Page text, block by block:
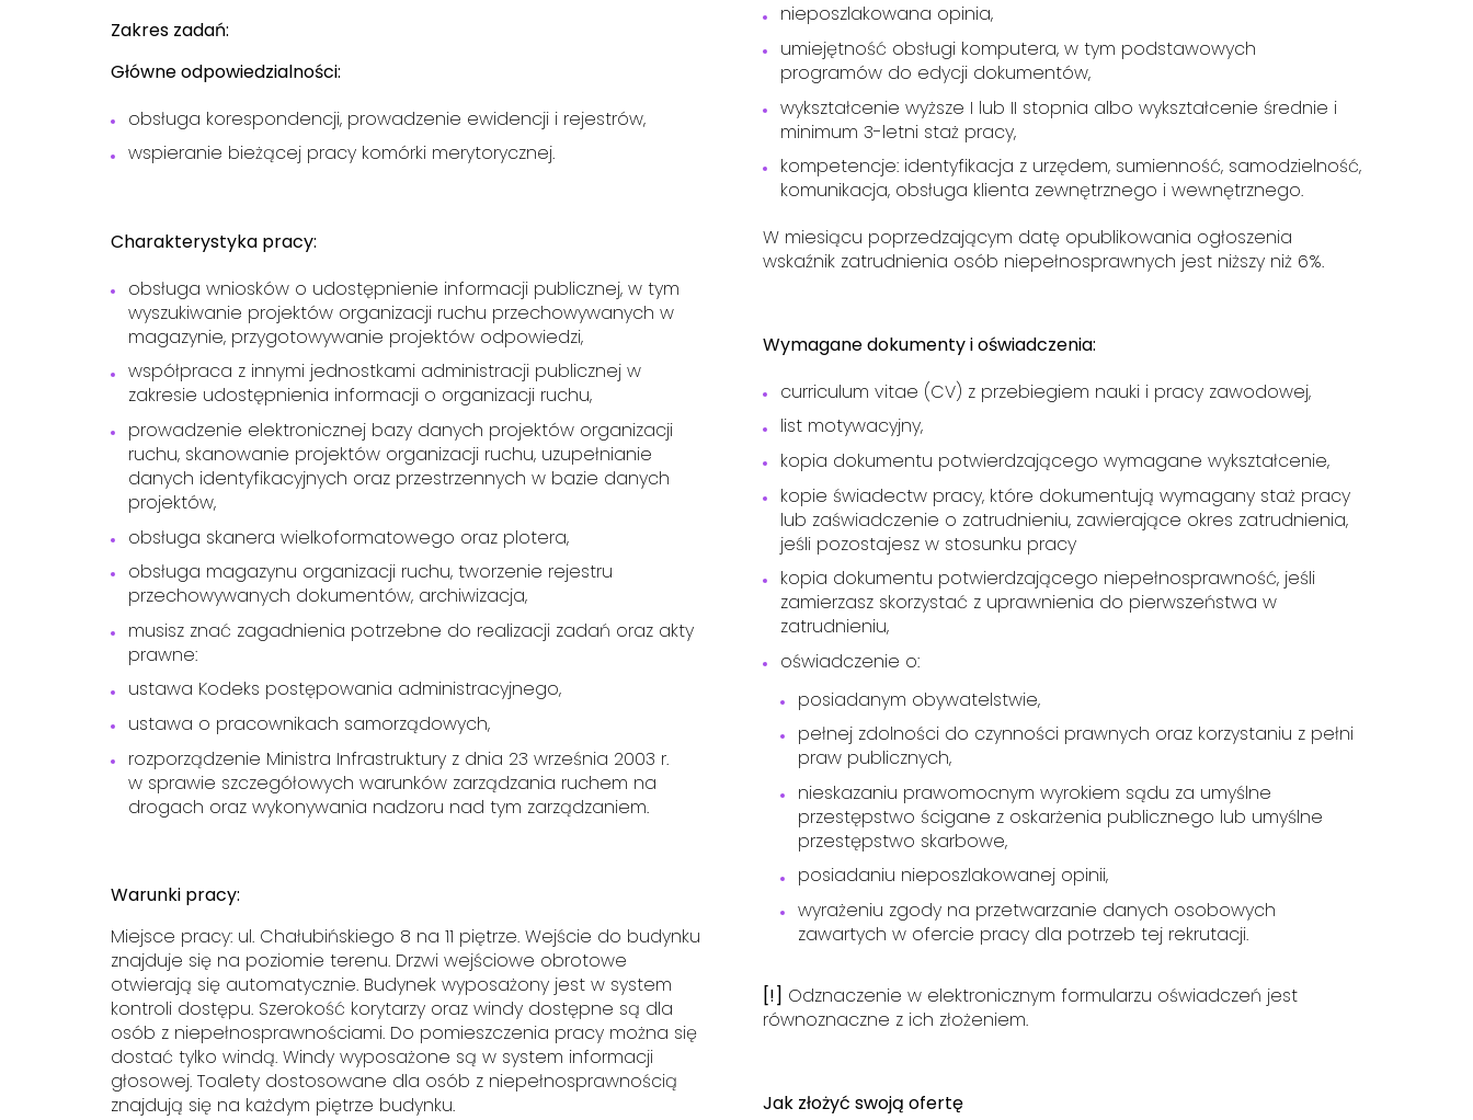
Zakres zadań:
Główne odpowiedzialności:
obsługa korespondencji, prowadzenie ewidencji i rejestrów,
wspieranie bieżącej pracy komórki merytorycznej.
Charakterystyka pracy:
obsługa wniosków o udostępnienie informacji publicznej, w tym
wyszukiwanie projektów organizacji ruchu przechowywanych w
magazynie, przygotowywanie projektów odpowiedzi,
współpraca z innymi jednostkami administracji publicznej w
zakresie udostępnienia informacji o organizacji ruchu,
prowadzenie elektronicznej bazy danych projektów organizacji
ruchu, skanowanie projektów organizacji ruchu, uzupełnianie
danych identyfikacyjnych oraz przestrzennych w bazie danych
projektów,
obsługa skanera wielkoformatowego oraz plotera,
obsługa magazynu organizacji ruchu, tworzenie rejestru
przechowywanych dokumentów, archiwizacja,
musisz znać zagadnienia potrzebne do realizacji zadań oraz akty
prawne:
ustawa Kodeks postępowania administracyjnego,
ustawa o pracownikach samorządowych,
rozporządzenie Ministra Infrastruktury z dnia 23 września 2003 r.
w sprawie szczegółowych warunków zarządzania ruchem na
drogach oraz wykonywania nadzoru nad tym zarządzaniem.
Warunki pracy:
Miejsce pracy: ul. Chałubińskiego 8 na 11 piętrze. Wejście do budynku
znajduje się na poziomie terenu. Drzwi wejściowe obrotowe
otwierają się automatycznie. Budynek wyposażony jest w system
kontroli dostępu. Szerokość korytarzy oraz windy dostępne są dla
osób z niepełnosprawnościami. Do pomieszczenia pracy można się
dostać tylko windą. Windy wyposażone są w system informacji
głosowej. Toalety dostosowane dla osób z niepełnosprawnością
znajdują się na każdym piętrze budynku.
nieposzlakowana opinia,
umiejętność obsługi komputera, w tym podstawowych
programów do edycji dokumentów,
wykształcenie wyższe I lub II stopnia albo wykształcenie średnie i
minimum 3-letni staż pracy,
kompetencje: identyfikacja z urzędem, sumienność, samodzielność,
komunikacja, obsługa klienta zewnętrznego i wewnętrznego.
W miesiącu poprzedzającym datę opublikowania ogłoszenia
wskaźnik zatrudnienia osób niepełnosprawnych jest niższy niż 6%.
Wymagane dokumenty i oświadczenia:
curriculum vitae (CV) z przebiegiem nauki i pracy zawodowej,
list motywacyjny,
kopia dokumentu potwierdzającego wymagane wykształcenie,
kopie świadectw pracy, które dokumentują wymagany staż pracy
lub zaświadczenie o zatrudnieniu, zawierające okres zatrudnienia,
jeśli pozostajesz w stosunku pracy
kopia dokumentu potwierdzającego niepełnosprawność, jeśli
zamierzasz skorzystać z uprawnienia do pierwszeństwa w
zatrudnieniu,
oświadczenie o:
posiadanym obywatelstwie,
pełnej zdolności do czynności prawnych oraz korzystaniu z pełni
praw publicznych,
nieskazaniu prawomocnym wyrokiem sądu za umyślne
przestępstwo ścigane z oskarżenia publicznego lub umyślne
przestępstwo skarbowe,
posiadaniu nieposzlakowanej opinii,
wyrażeniu zgody na przetwarzanie danych osobowych
zawartych w ofercie pracy dla potrzeb tej rekrutacji.
[!] Odznaczenie w elektronicznym formularzu oświadczeń jest
równoznaczne z ich złożeniem.
Jak złożyć swoją ofertę